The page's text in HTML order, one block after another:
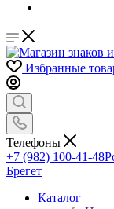
Избранные
Телефоны
+7 (982) 100-41-48
Брегет
Каталог